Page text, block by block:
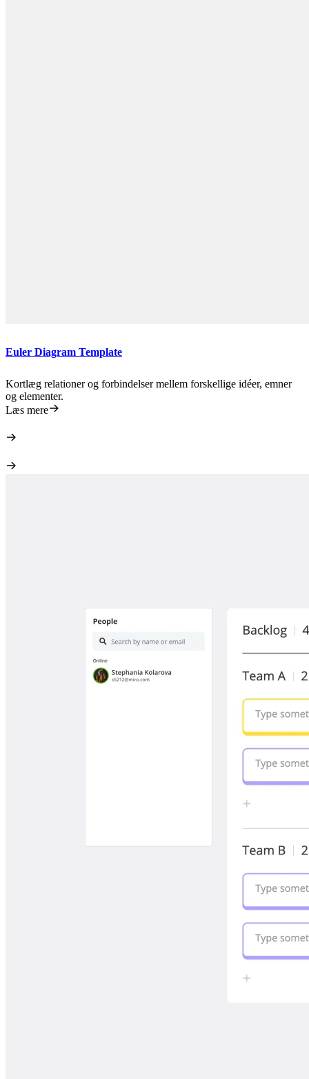
Euler Diagram Template
Kortlæg relationer og forbindelser mellem forskellige idéer, emner
og elementer.
Læs mere